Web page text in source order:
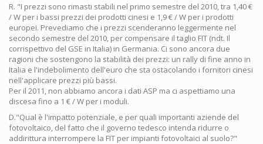
R. "I prezzi sono rimasti stabili nel primo semestre del 2010, tra 1,40 €
/ W per i bassi prezzi dei prodotti cinesi e 1,9 € / W per i prodotti
europei. Prevediamo che i prezzi scenderanno leggermente nel
secondo semestre del 2010, per compensare il taglio FIT (ndt. Il
corrispettivo del GSE in Italia) in Germania. Ci sono ancora due
ragioni che sostengono la stabilità dei prezzi: un rally di fine anno in
Italia e l'indebolimento dell'euro che sta ostacolando i fornitori cinesi
nell'applicare prezzi più bassi.
Per il 2011, non abbiamo ancora i dati ASP ma ci aspettiamo una
discesa fino a 1 € / W per i moduli.
D."Qual è l'impatto potenziale, e per quali importanti aziende del
fotovoltaico, del fatto che il governo tedesco intenda ridurre o
addirittura interrompere la FIT per impianti fotovoltaici al suolo?"